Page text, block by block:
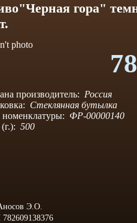
гора"
производитель: Россия
Стеклянная бутылка
номенклатуры: ФР-00000140
500
Э.О.